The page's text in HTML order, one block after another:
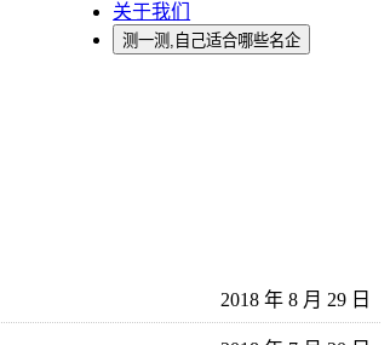
关于我们
测一测,自己适合哪些名企
2018 年 8 月 29 日